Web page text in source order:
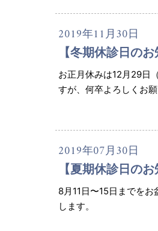
2019年11月30日
【冬期休診日のお
お正月休みは12月29日
すが、何卒よろしくお願
2019年07月30日
【夏期休診日のお
8月11日〜15日までを
します。